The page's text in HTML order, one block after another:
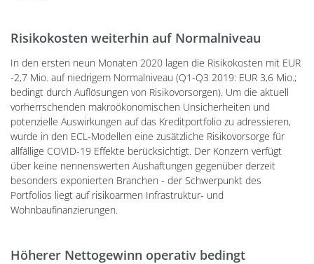
Risikokosten weiterhin auf Normalniveau
In den ersten neun Monaten 2020 lagen die Risikokosten mit EUR
-2,7 Mio. auf niedrigem Normalniveau (Q1-Q3 2019: EUR 3,6 Mio.;
bedingt durch Auflösungen von Risikovorsorgen). Um die aktuell
vorherrschenden makroökonomischen Unsicherheiten und
potenzielle Auswirkungen auf das Kreditportfolio zu adressieren,
wurde in den ECL-Modellen eine zusätzliche Risikovorsorge für
allfällige COVID-19 Effekte berücksichtigt. Der Konzern verfügt
über keine nennenswerten Aushaftungen gegenüber derzeit
besonders exponierten Branchen - der Schwerpunkt des
Portfolios liegt auf risikoarmen Infrastruktur- und
Wohnbaufinanzierungen.
Höherer Nettogewinn operativ bedingt